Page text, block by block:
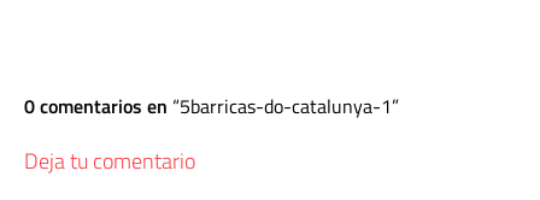
0 comentarios en 5barricas-do-catalunya-1
Deja tu comentario